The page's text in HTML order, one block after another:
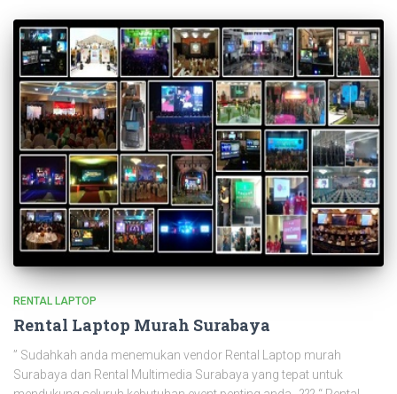
RENTAL LAPTOP
Rental Laptop Murah Surabaya
” Sudahkah anda menemukan vendor Rental Laptop murah
Surabaya dan Rental Multimedia Surabaya yang tepat untuk